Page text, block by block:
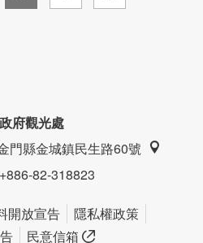
府觀光處
門縣金城鎮民生路60號
82-318823
開放宣告
隱私權政策
民意信箱